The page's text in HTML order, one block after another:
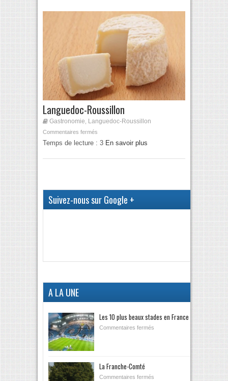
Languedoc-Roussillon
Gastronomie Languedoc-Roussillon
Commentaires fermés
Temps de lecture : 3 En savoir plus
Suivez-nous sur Google +
A LA UNE
Les 10 plus beaux stades en France
Commentaires fermés
La Franche-Comté
Commentaires fermés